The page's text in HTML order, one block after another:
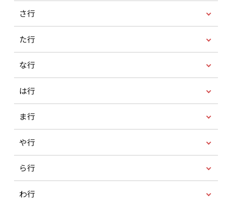
さ行
た行
な行
は行
ま行
や行
ら行
わ行